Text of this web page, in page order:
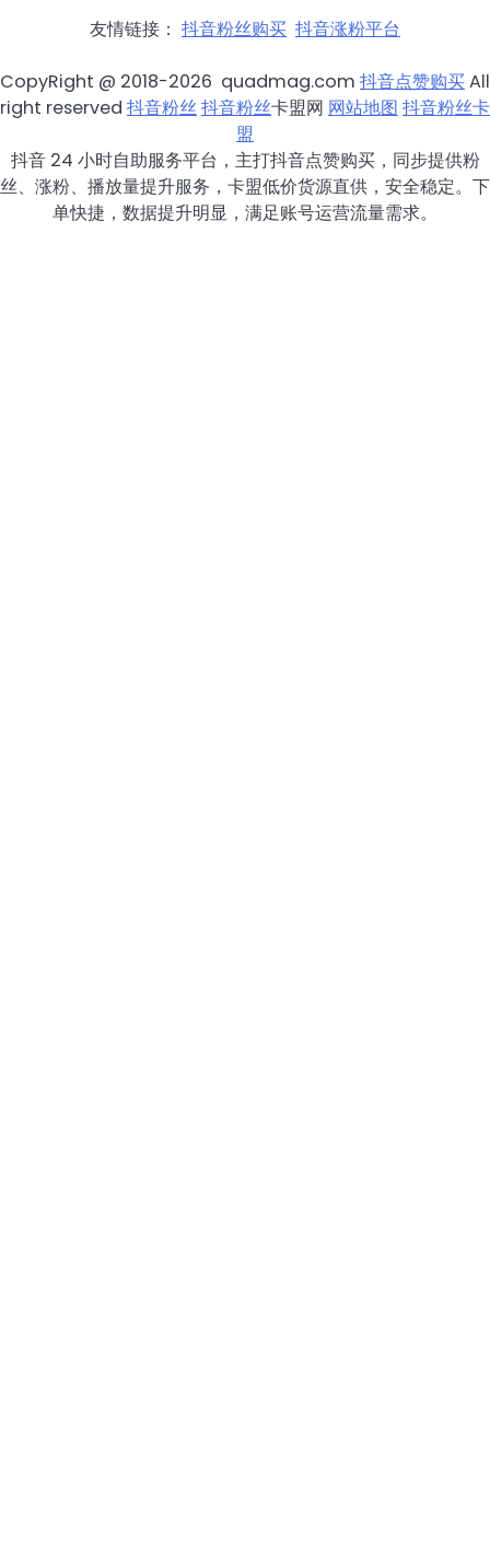
友情链接： 抖音粉丝购买 抖音涨粉平台
CopyRight @ 2018-2026 quadmag.com 抖音点赞购买All
right reserved 抖音粉丝抖音粉丝卡盟网 网站地图 抖音粉丝卡
盟
抖音 24 小时自助服务平台，主打抖音点赞购买，同步提供粉
丝、涨粉、播放量提升服务，卡盟低价货源直供，安全稳定。下
单快捷，数据提升明显，满足账号运营流量需求。